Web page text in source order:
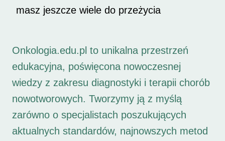
masz jeszcze wiele do przeżycia
Onkologia.edu.pl to unikalna przestrzeń
edukacyjna, poświęcona nowoczesnej
wiedzy z zakresu diagnostyki i terapii chorób
nowotworowych. Tworzymy ją z myślą
zarówno o specjalistach poszukujących
aktualnych standardów, najnowszych metod